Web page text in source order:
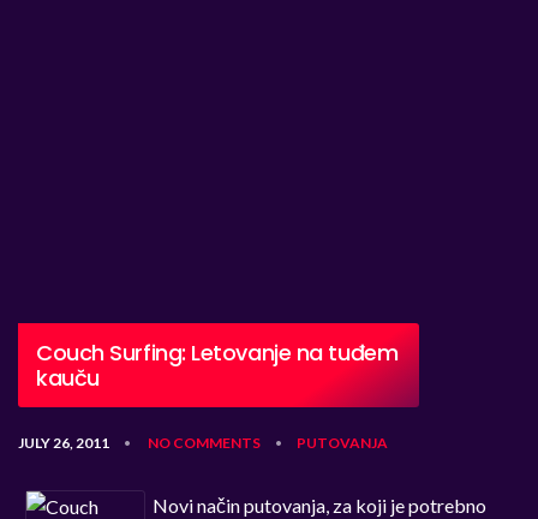
Couch Surfing: Letovanje na tuđem
kauču
JULY 26, 2011 • NO COMMENTS • PUTOVANJA
Novi način putovanja, za koji je potrebno